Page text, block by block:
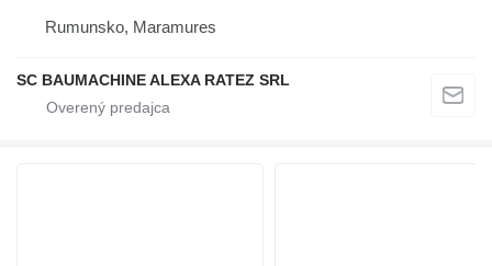
Rumunsko, Maramures
SC BAUMACHINE ALEXA RATEZ SRL